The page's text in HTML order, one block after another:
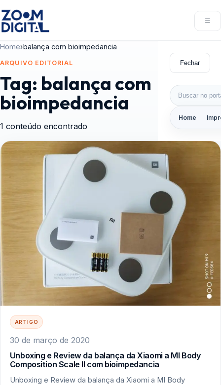
☰
Fechar
Buscar por:
Home
Home›balança com bioimpedancia
ARQUIVO EDITORIAL
Tag: balança com
bioimpedancia
1 conteúdo encontrado
ARTIGO
30 de março de 2020
Unboxing e Review da balança da Xiaomi a MI Body
Composition Scale II com bioimpedancia
Unboxing e Review da balança da Xiaomi a MI Body